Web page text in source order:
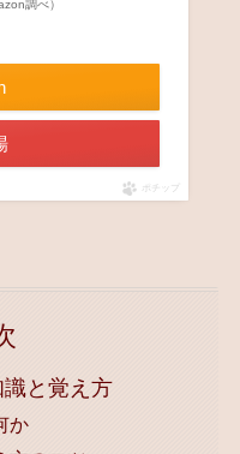
調べ）
ポチップ
と覚え方
か